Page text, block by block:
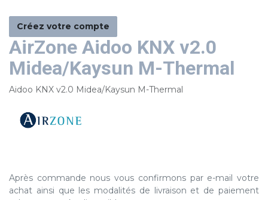
Créez votre compte
AirZone Aidoo KNX v2.0
Midea/Kaysun M-Thermal
Aidoo KNX v2.0 Midea/Kaysun M-Thermal
Après commande nous vous confirmons par e-mail votre
achat ainsi que les modalités de livraison et de paiement